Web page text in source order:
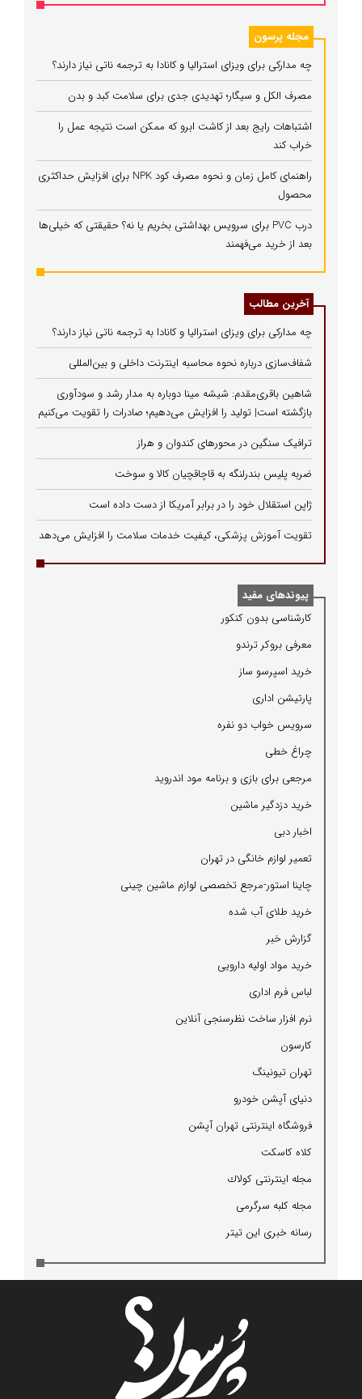
مجله پرسون
چه مدارکی برای ویزای استرالیا و کانادا به ترجمه ناتی نیاز دارند؟
مصرف الکل و سیگار؛ تهدیدی جدی برای سلامت کبد و بدن
اشتباهات رایج بعد از کاشت ابرو که ممکن است نتیجه عمل را
خراب کند
راهنمای کامل زمان و نحوه مصرف کود NPK برای افزایش حداکثری
محصول
درب PVC برای سرویس بهداشتی بخریم یا نه؟ حقیقتی که خیلی‌ها
بعد از خرید می‌فهمند
آخرین مطالب
چه مدارکی برای ویزای استرالیا و کانادا به ترجمه ناتی نیاز دارند؟
شفاف‌سازی درباره نحوه محاسبه اینترنت داخلی و بین‌المللی
شاهین باقری‌مقدم: شیشه مینا دوباره به مدار رشد و سودآوری
بازگشته است| تولید را افزایش می‌دهیم؛ صادرات را تقویت می‌کنیم
ترافیک سنگین در محورهای کندوان و هراز
ضربه پلیس بندرلنگه به قاچاقچیان کالا و سوخت
ژاپن استقلال خود را در برابر آمریکا از دست داده است
تقویت آموزش پزشکی، کیفیت خدمات سلامت را افزایش می‌دهد
پیوندهای مفید
كارشناسی بدون كنكور
معرفی بروكر ترندو
خرید اسپرسو ساز
پارتیشن اداری
سرویس خواب دو نفره
چراغ خطی
مرجعی برای بازی و برنامه مود اندروید
خرید دزدگیر ماشین
اخبار دبی
تعمیر لوازم خانگی در تهران
چاینا استور-مرجع تخصصی لوازم ماشین چینی
خرید طلای آب شده
گزارش خبر
خرید مواد اولیه دارویی
لباس فرم اداری
نرم افزار ساخت نظرسنجی آنلاین
كارسون
تهران تیونینگ
دنیای آپشن خودرو
فروشگاه اینترنتی تهران آپشن
كلاه كاسكت
مجله اینترنتی كولاك
مجله كلبه سرگرمی
رسانه خبری این تیتر